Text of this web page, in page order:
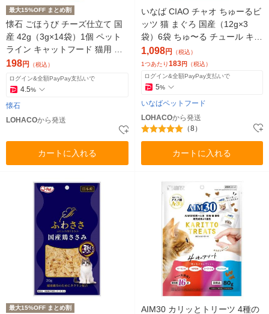
最大15%OFF まとめ割
懐石 ごほうび チーズ仕立て 国
産 42g（3g×14袋）1個 ペット
ライン キャットフード 猫用 新
商品
198円 （税込）
ログイン&全額PayPay支払いで
4.5%
懐石
LOHACOから発送
カートに入れる
いなば CIAO チャオ ちゅーるビ
ッツ 猫 まぐろ 国産（12g×3
袋）6袋 ちゅ〜る チュール キャ
ットフード おやつ
1,098円
（税込）
1つあたり183円 （税込）
ログイン&全額PayPay支払いで
5%
いなばペットフード
LOHACOから発送
（8）
カートに入れる
最大15%OFF まとめ割
AIM30 カリッとトリーツ 4種の